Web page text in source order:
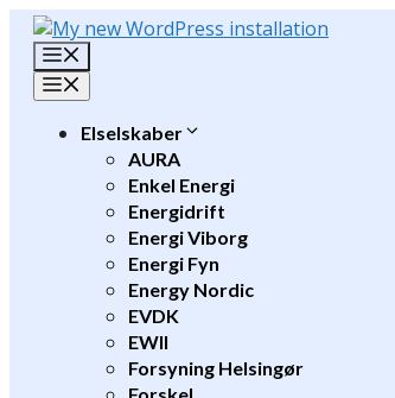
Hop
indhold
Elselskaber
AURA
Enkel Energi
Energidrift
Energi Viborg
Energi Fyn
Energy Nordic
EVDK
EWII
Forsyning Helsingør